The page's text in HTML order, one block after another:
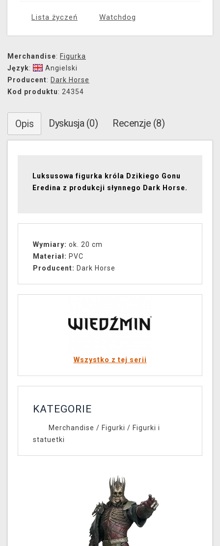
Lista życzeń Watchdog
Merchandise: Figurka
Język:
Angielski
Producent: Dark Horse
Kod produktu: 24354
Opis Dyskusja (0) Recenzje (8)
Luksusowa figurka króla Dzikiego Gonu
Eredina z produkcji słynnego Dark Horse.
Wymiary: ok. 20 cm
Materiał: PVC
Producent: Dark Horse
Wszystko z tej serii
KATEGORIE
Merchandise / Figurki / Figurki i
statuetki